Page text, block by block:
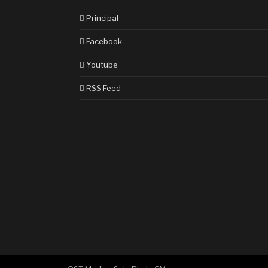
Principal
Facebook
Youtube
RSS Feed